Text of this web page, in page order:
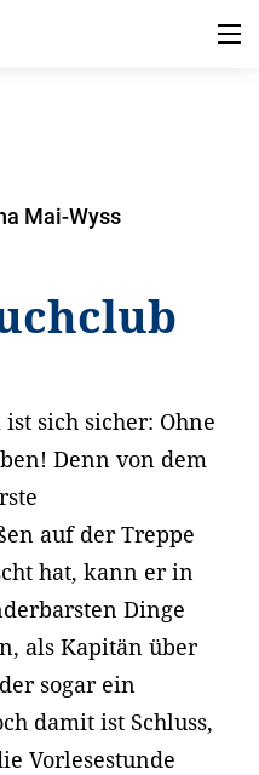
Mai-Wyss
sich sicher: Ohne
Denn von dem
auf der Treppe
hat, kann er in
Dinge
als Kapitän über
sogar ein
damit ist Schluss,
Vorlesestunde